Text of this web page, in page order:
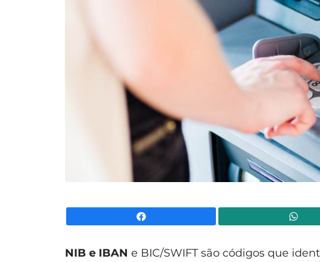
NIB e IBAN e BIC/SWIFT são códigos que